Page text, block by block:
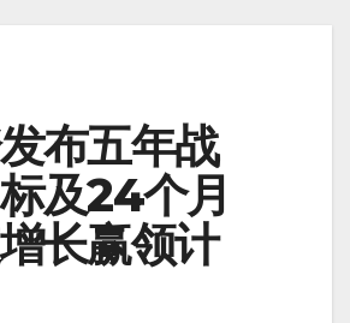
布五年战
及24个月
长赢领计